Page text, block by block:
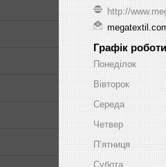
http://
Графік роботи
Понеділок
Вівторок
Середа
Четвер
Пʼятниця
Субота